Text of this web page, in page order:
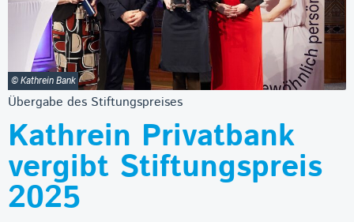
© Kathrein Bank
Übergabe des Stiftungspreises
Kathrein Privatbank
vergibt Stiftungspreis
2025